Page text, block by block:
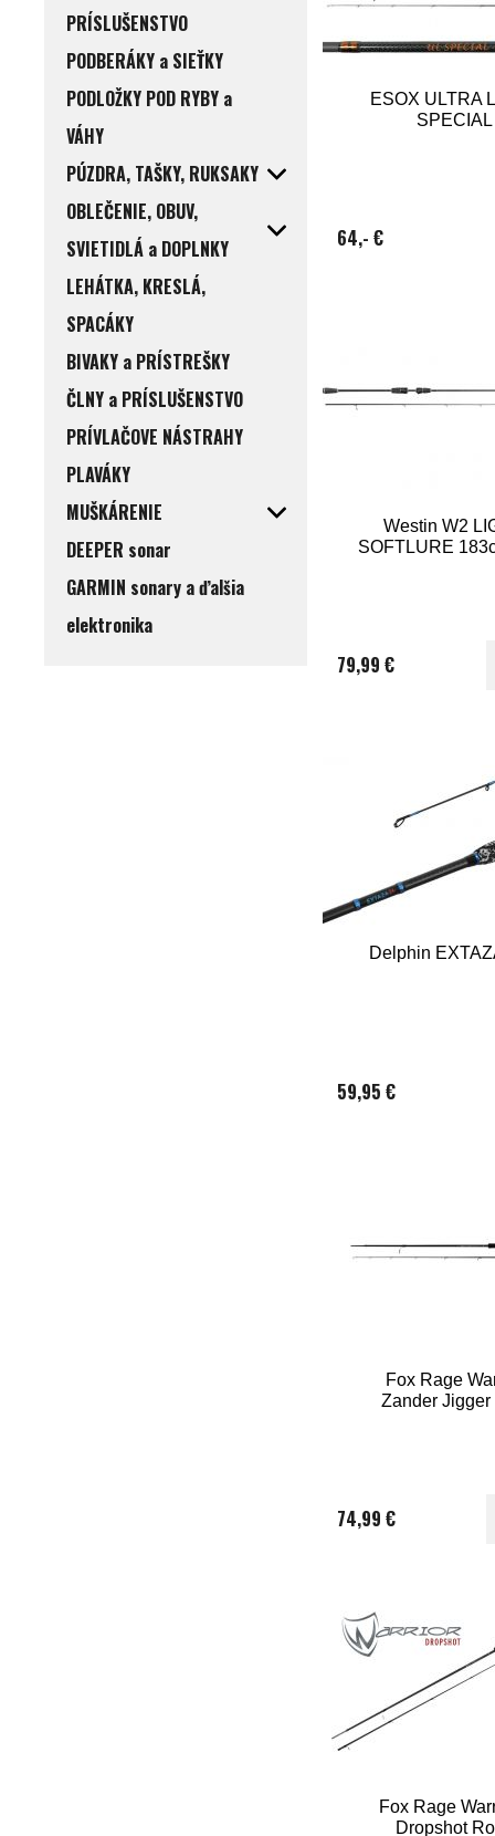
PRÍSLUŠENSTVO
PODBERÁKY a SIEŤKY
PODLOŽKY POD RYBY a
VÁHY
PÚZDRA, TAŠKY, RUKSAKY
OBLEČENIE, OBUV,
SVIETIDLÁ a DOPLNKY
LEHÁTKA, KRESLÁ,
SPACÁKY
BIVAKY a PRÍSTREŠKY
ČLNY a PRÍSLUŠENSTVO
PRÍVLAČOVE NÁSTRAHY
PLAVÁKY
MUŠKÁRENIE
DEEPER sonar
GARMIN sonary a ďalšia
elektronika
ESOX ULTRA
SPECIAL
64,- €
Westin W2
SOFTLURE
79,99 €
Delphin
59,95 €
Fox Rage
Zander Jigger
74,99 €
Fox Rage
Dropshot